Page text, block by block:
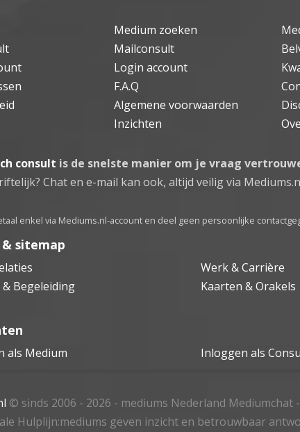
Medium zoeken
Mailconsult
Login account
F.A.Q
Algemene voorwaarden
Inzichten
consult is de snelste manier om je vraag
Chat en e-mail kan ook, altijd veilig via
enkel via Mediums.nl-account en deel geen persoonlijke
sitemap
Werk & Carrière
Begeleiding
Kaarten & Orakels
als Medium Inloggen als
© sinds 2006 - 2026 - mediums Nederland
Hulplijn:mediums geven inzicht en betrouwbaar